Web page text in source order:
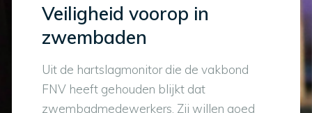
Veiligheid voorop in
zwembaden
Uit de hartslagmonitor die de vakbond
FNV heeft gehouden blijkt dat
zwembadmedewerkers. Zij willen goed